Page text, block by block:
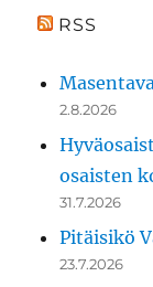
RSS
2.8.2026
osaisten
31.7.2026
Pitäisikö
23.7.2026